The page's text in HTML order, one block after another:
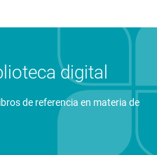
digital
de referencia en materia de